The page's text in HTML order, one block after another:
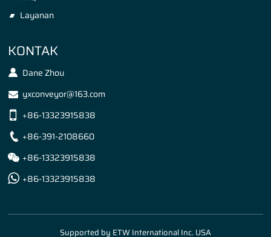
Layanan
KONTAK
Dane Zhou
yxconveyor@163.com
+86-13323915838
+86-391-2108660
+86-13323915838
+86-13323915838
Supported by ETW International Inc. USA